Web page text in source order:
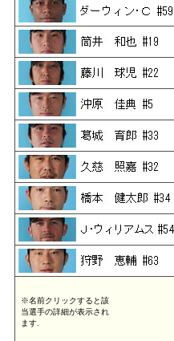
※名前クリックすると該
当選手の詳細が表示され
ます.